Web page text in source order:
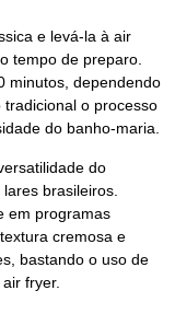
e levá-la à air
tempo de preparo.
minutos, dependendo
o processo
do banho-maria.
do
brasileiros.
em programas
cremosa e
bastando o uso de
fryer.